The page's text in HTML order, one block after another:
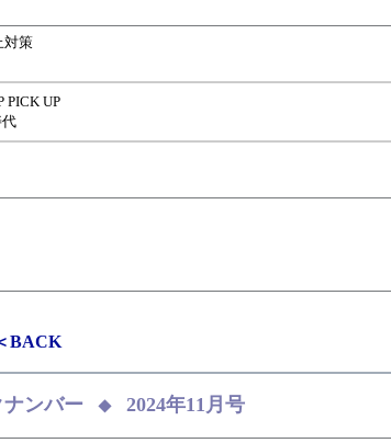
対策
PICK UP
BACK
ンバー ◆ 2024年11月号